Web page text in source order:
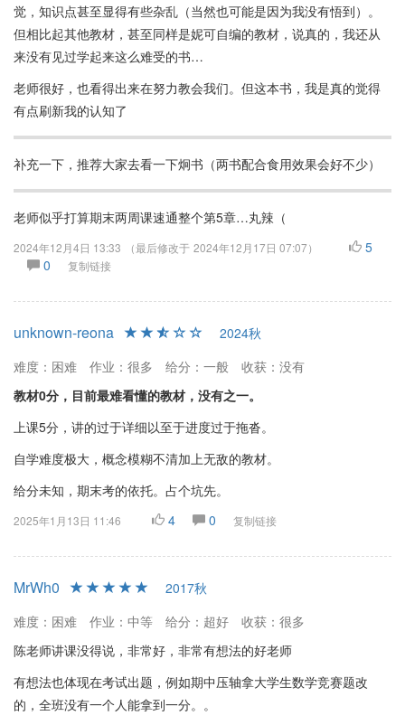
觉，知识点甚至显得有些杂乱（当然也可能是因为我没有悟到）。
但相比起其他教材，甚至同样是妮可自编的教材，说真的，我还从
来没有见过学起来这么难受的书…
老师很好，也看得出来在努力教会我们。但这本书，我是真的觉得
有点刷新我的认知了
补充一下，推荐大家去看一下炯书（两书配合食用效果会好不少）
老师似乎打算期末两周课速通整个第5章…丸辣（
2024年12月4日 13:33 （最后修改于 2024年12月17日 07:07）
5
0
复制链接
unknown-reona
2024秋
难度：困难
作业：很多 给分：一般
收获：没有
教材0分，目前最难看懂的教材，没有之一。
上课5分，讲的过于详细以至于进度过于拖沓。
自学难度极大，概念模糊不清加上无敌的教材。
给分未知，期末考的依托。占个坑先。
2025年1月13日 11:46 4 0 复制链接
MrWh0
2017秋
难度：困难
作业：中等 给分：超好
收获：很多
陈老师讲课没得说，非常好，非常有想法的好老师
有想法也体现在考试出题，例如期中压轴拿大学生数学竞赛题改
的，全班没有一个人能拿到一分。。